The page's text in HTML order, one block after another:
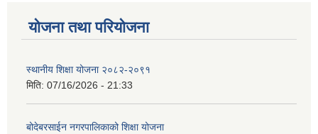
योजना तथा परियोजना
स्थानीय शिक्षा योजना २०८२-२०९१
मिति: 07/16/2026 - 21:33
बोदेबरसाईन नगरपालिकाको शिक्षा योजना